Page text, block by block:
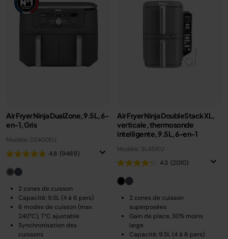
Air Fryer Ninja DualZone, 9.5L, 6-
en-1, Gris
Modèle: DZ400EU
4.8 (9469)
2 zones de cuisson
Capacité: 9.5L (4 à 6 pers)
6 modes de cuisson (max
240°C), T°C ajustable
Synchronisation des
cuissons
Air Fryer Ninja DoubleStack XL,
verticale, thermosonde
intelligente, 9.5L, 6-en-1
Modèle: SL451EU
4.3 (2010)
2 zones de cuisson
superposées
Gain de place, 30% moins
large
Capacité: 9.5L (4 à 6 pers)